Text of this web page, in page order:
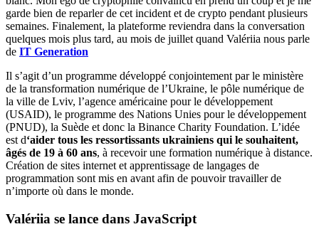
garde bien de reparler de cet incident et de crypto pendant plusieurs
semaines. Finalement, la plateforme reviendra dans la conversation
quelques mois plus tard, au mois de juillet quand Valériia nous parle
de IT Generation
Il s’agit d’un programme développé conjointement par le ministère
de la transformation numérique de l’Ukraine, le pôle numérique de
la ville de Lviv, l’agence américaine pour le développement
(USAID), le programme des Nations Unies pour le développement
(PNUD), la Suède et donc la Binance Charity Foundation. L’idée
est d‘aider tous les ressortissants ukrainiens qui le souhaitent,
âgés de 19 à 60 ans, à recevoir une formation numérique à distance.
Création de sites internet et apprentissage de langages de
programmation sont mis en avant afin de pouvoir travailler de
n’importe où dans le monde.
Valériia se lance dans JavaScript